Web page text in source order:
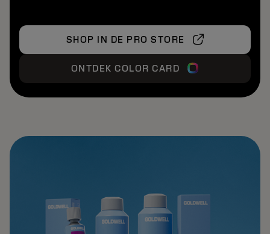
SHOP IN DE PRO STORE
ONTDEK COLOR CARD